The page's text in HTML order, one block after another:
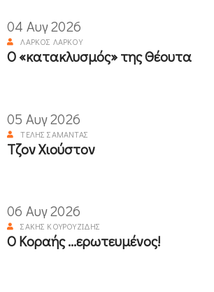
04 Αυγ 2026
ΛΆΡΚΟΣ ΛΆΡΚΟΥ
Ο «κατακλυσμός» της Θέουτα
05 Αυγ 2026
ΤΈΛΗΣ ΣΑΜΑΝΤΆΣ
Τζον Χιούστον
06 Αυγ 2026
ΣΆΚΗΣ ΚΟΥΡΟΥΖΊΔΗΣ
Ο Κοραής ...ερωτευμένος!